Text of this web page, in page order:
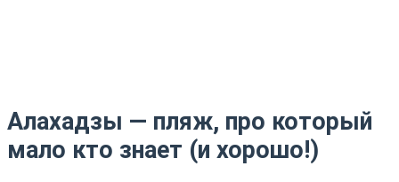
Алахадзы — пляж, про который
мало кто знает (и хорошо!)